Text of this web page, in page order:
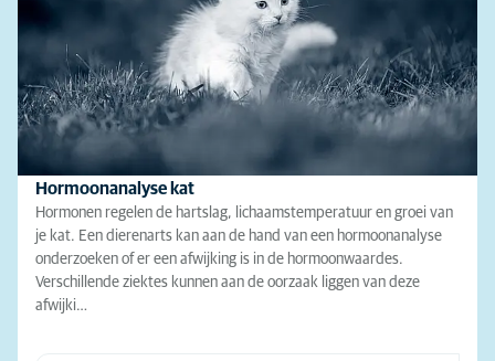
Hormoonanalyse kat
Hormonen regelen de hartslag, lichaamstemperatuur en groei van
je kat. Een dierenarts kan aan de hand van een hormoonanalyse
onderzoeken of er een afwijking is in de hormoonwaardes.
Verschillende ziektes kunnen aan de oorzaak liggen van deze
afwijki…